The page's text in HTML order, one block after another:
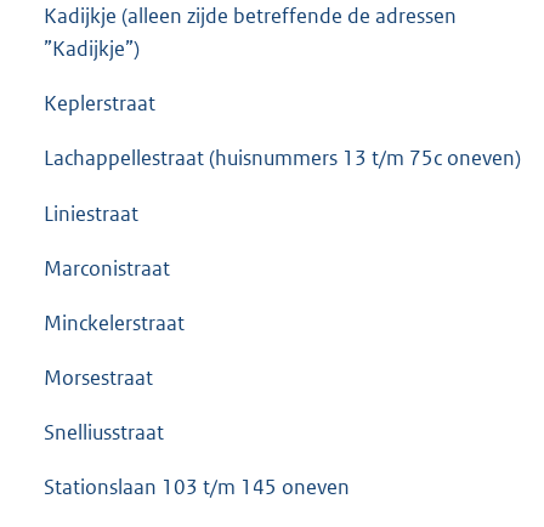
Kadijkje (alleen zijde betreffende de adressen
”Kadijkje”)
Keplerstraat
Lachappellestraat (huisnummers 13 t/m 75c oneven)
Liniestraat
Marconistraat
Minckelerstraat
Morsestraat
Snelliusstraat
Stationslaan 103 t/m 145 oneven